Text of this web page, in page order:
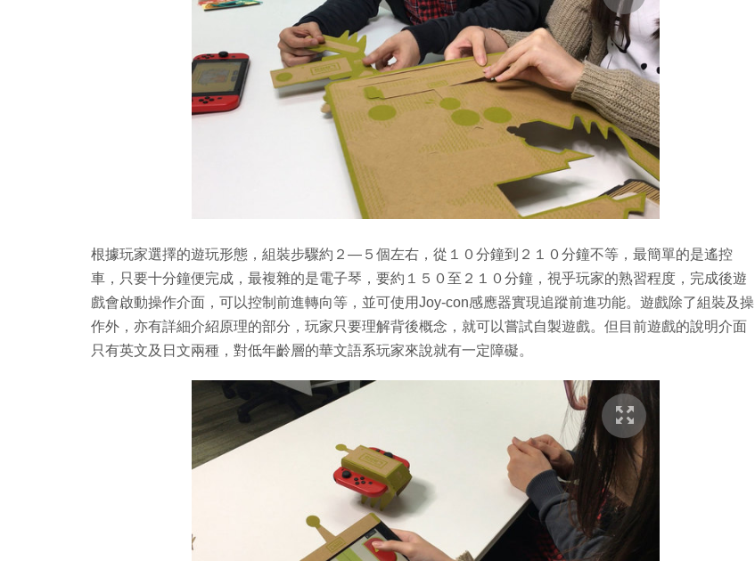
根據玩家選擇的遊玩形態，組裝步驟約２—５個左右，從１０分鐘到２１０分鐘不等，最簡單的是遙控
車，只要十分鐘便完成，最複雜的是電子琴，要約１５０至２１０分鐘，視乎玩家的熟習程度，完成後遊
戲會啟動操作介面，可以控制前進轉向等，並可使用Joy-con感應器實現追蹤前進功能。遊戲除了組裝及操
作外，亦有詳細介紹原理的部分，玩家只要理解背後概念，就可以嘗試自製遊戲。但目前遊戲的說明介面
只有英文及日文兩種，對低年齡層的華文語系玩家來說就有一定障礙。